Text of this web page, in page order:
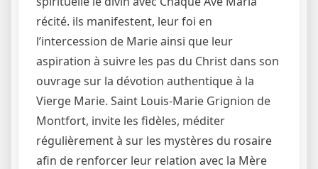
récité. ils manifestent, leur foi en
l’intercession de Marie ainsi que leur
aspiration à suivre les pas du Christ dans son
ouvrage sur la dévotion authentique à la
Vierge Marie. Saint Louis-Marie Grignion de
Montfort, invite les fidèles, méditer
régulièrement à sur les mystères du rosaire
afin de renforcer leur relation avec la Mère